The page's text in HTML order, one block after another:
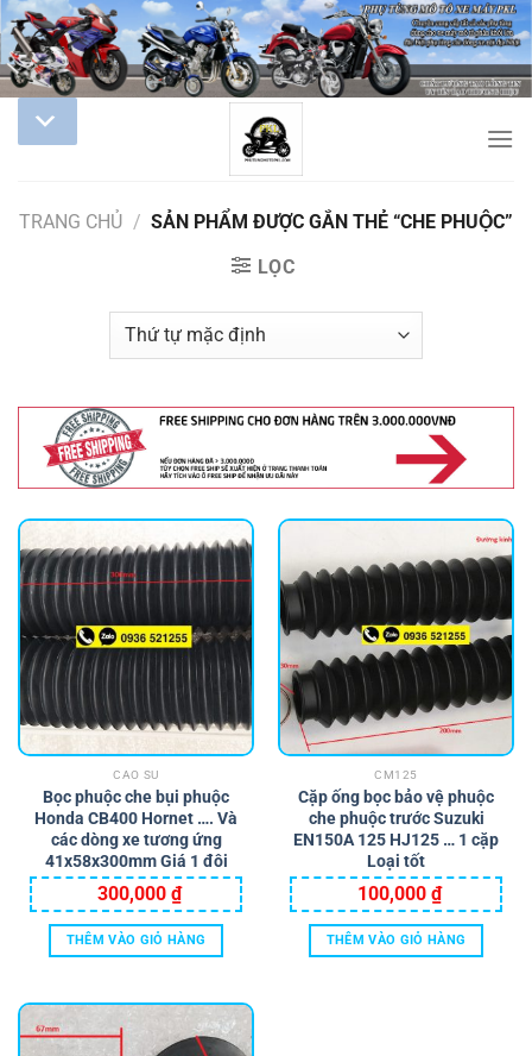
TRANG CHỦ / SẢN PHẨM ĐƯỢC GẮN THẺ “CHE PHUỘC”
LỌC
CAO SU
Bọc phuộc che bụi phuộc
Honda CB400 Hornet …. Và
các dòng xe tương ứng
41x58x300mm Giá 1 đôi
300,000 ₫
THÊM VÀO GIỎ HÀNG
CM125
Cặp ống bọc bảo vệ phuộc
che phuộc trước Suzuki
EN150A 125 HJ125 … 1 cặp
Loại tốt
100,000 ₫
THÊM VÀO GIỎ HÀNG